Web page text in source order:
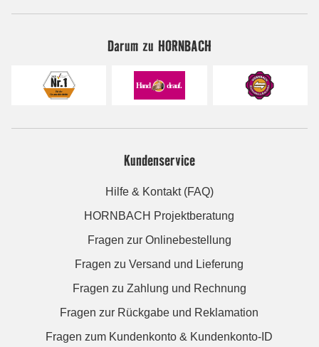
Darum zu HORNBACH
Kundenservice
Hilfe & Kontakt (FAQ)
HORNBACH Projektberatung
Fragen zur Onlinebestellung
Fragen zu Versand und Lieferung
Fragen zu Zahlung und Rechnung
Fragen zur Rückgabe und Reklamation
Fragen zum Kundenkonto & Kundenkonto-ID